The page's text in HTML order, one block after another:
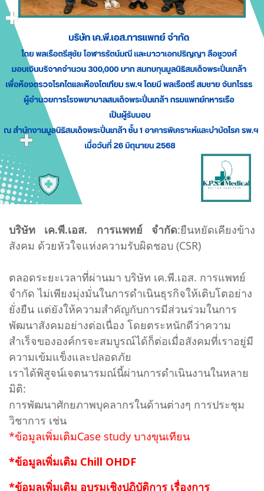
บริษัท เค.พี.เอส. การแพทย์ จํากัด:ยืนหยัดเคียงข้าง
สังคม ด้วยหัวใจแห่งความรับผิดชอบ (CSR)
ตลอดระยะเวลาที่ผ่านมา บริษัท เค.พี.เอส. การแพทย์
จํากัด ไม่เพียงมุ่งมั่นในการดําเนินธุรกิจให้เติบโตอย่าง
ยั่งยืน แต่ยังให้ความสําคัญกับการมีส่วนร่วมในการ
พัฒนาสังคมอย่างต่อเนื่อง โดยตระหนักดีว่าความ
สําเร็จขององค์กรจะสมบูรณ์ได้ก็ต่อเมื่อสังคมที่เราอยู่มี
ความเข้มแข็งและปลอดภัย
เราได้พิสูจน์เจตนารมณ์นี้ผ่านการดําเนินงานในหลาย
มิติ:
การพัฒนาศักยภาพบุคลากรในด้านต่างๆ การประชุม
วิชาการ เช่น
*ข้อมูลเพิ่มเติมCase study บางขุนเทียน
*ข้อมูลเพิ่มเติม Chill OHDF
*ข้อมูลเพิ่มเติม อบรมเชิงปฏิบัติการ เรื่องการ